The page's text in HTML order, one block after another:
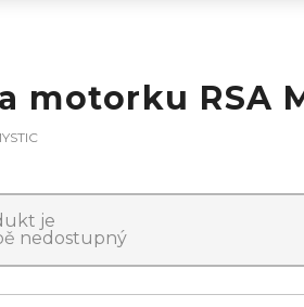
motorku RSA
je
nedostupný